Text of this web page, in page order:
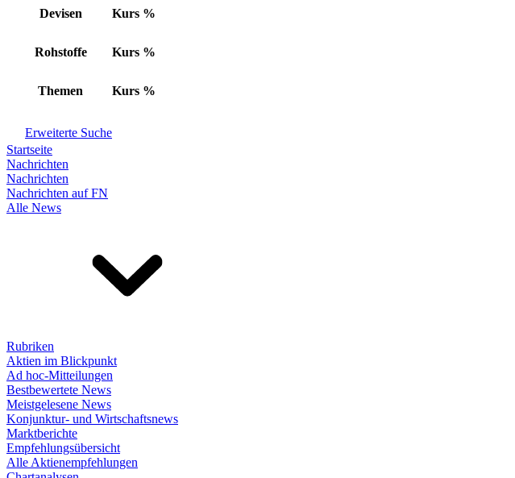
Devisen Kurs %
Rohstoffe Kurs %
Themen Kurs %
Erweiterte Suche
Startseite
Nachrichten
Nachrichten
Nachrichten auf FN
Alle News
Rubriken
Aktien im Blickpunkt
Ad hoc-Mitteilungen
Bestbewertete News
Meistgelesene News
Konjunktur- und Wirtschaftsnews
Marktberichte
Empfehlungsübersicht
Alle Aktienempfehlungen